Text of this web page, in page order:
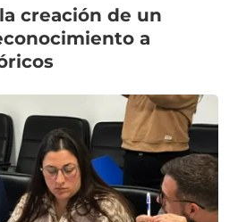
creación de un
a